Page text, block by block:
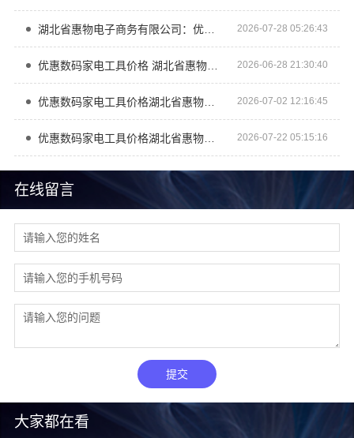
大家都在看
在线留言
提交
湖北省惠物电子商务有限公司：优惠数码家电工具价格指南 2026-07-28 05:26:43
优惠数码家电工具价格 湖北省惠物电子商务有限公司特惠 2026-06-28 21:30:40
优惠数码家电工具价格湖北省惠物电子商务有限公司 2026-07-02 12:16:45
优惠数码家电工具价格湖北省惠物电子商务有限公司对比 2026-07-22 05:15:16